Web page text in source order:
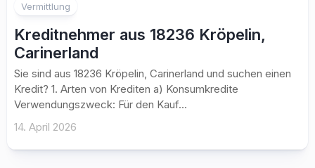
Vermittlung
Kreditnehmer aus 18236 Kröpelin,
Carinerland
Sie sind aus 18236 Kröpelin, Carinerland und suchen einen
Kredit? 1. Arten von Krediten a) Konsumkredite
Verwendungszweck: Für den Kauf...
14. April 2026